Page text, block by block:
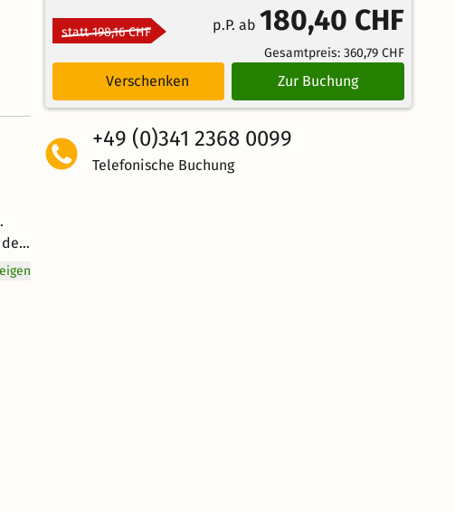
statt 198,16 CHF p.P. ab 180,40 CHF
Gesamtpreis: 360,79 CHF
Verschenken Zur Buchung
+49 (0)341 2368 0099
Telefonische Buchung